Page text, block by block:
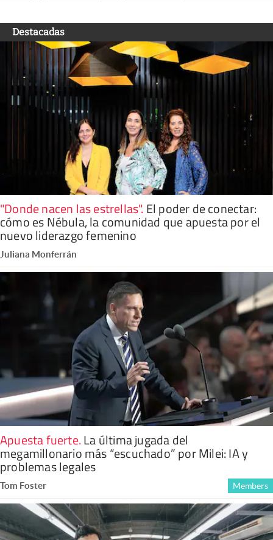
Destacadas
"Donde nacen las estrellas". El poder de conectar:
cómo es Nébula, la comunidad que apuesta por el
nuevo liderazgo femenino
Juliana Monferrán
Apuesta fuerte.La última jugada del
megamillonario más “escuchado” por Milei: IA y
problemas legales
Tom Foster Members